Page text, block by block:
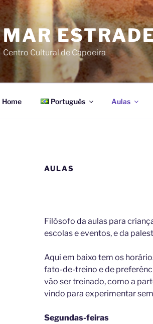
MAR
Centro Cultural de Capoeira
Home Português Aulas
AULAS
Filósofo da aulas para
escolas e eventos, e da
Aqui em baixo tem os
fato-de-treino e de
vão ser treinado, como a
vindo para experimentar
Segundas-feiras